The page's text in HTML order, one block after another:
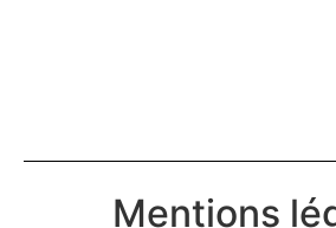
Mentions